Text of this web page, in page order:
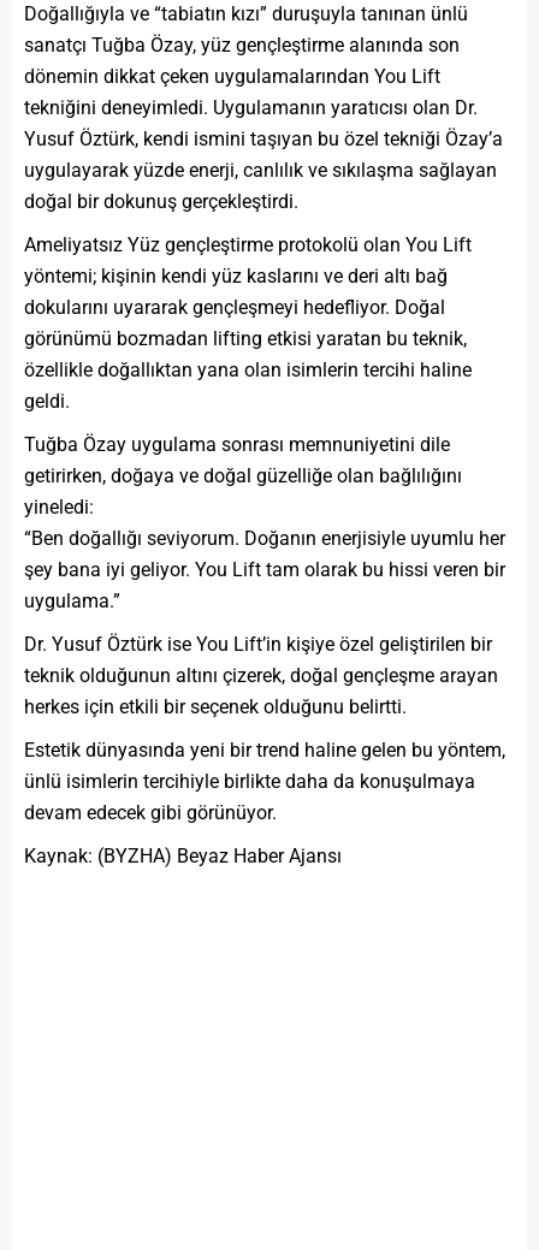
Doğallığıyla ve “tabiatın kızı” duruşuyla tanınan ünlü
sanatçı Tuğba Özay, yüz gençleştirme alanında son
dönemin dikkat çeken uygulamalarından You Lift
tekniğini deneyimledi. Uygulamanın yaratıcısı olan Dr.
Yusuf Öztürk, kendi ismini taşıyan bu özel tekniği Özay’a
uygulayarak yüzde enerji, canlılık ve sıkılaşma sağlayan
doğal bir dokunuş gerçekleştirdi.
Ameliyatsız Yüz gençleştirme protokolü olan You Lift
yöntemi; kişinin kendi yüz kaslarını ve deri altı bağ
dokularını uyararak gençleşmeyi hedefliyor. Doğal
görünümü bozmadan lifting etkisi yaratan bu teknik,
özellikle doğallıktan yana olan isimlerin tercihi haline
geldi.
Tuğba Özay uygulama sonrası memnuniyetini dile
getirirken, doğaya ve doğal güzelliğe olan bağlılığını
yineledi:
“Ben doğallığı seviyorum. Doğanın enerjisiyle uyumlu her
şey bana iyi geliyor. You Lift tam olarak bu hissi veren bir
uygulama.”
Dr. Yusuf Öztürk ise You Lift’in kişiye özel geliştirilen bir
teknik olduğunun altını çizerek, doğal gençleşme arayan
herkes için etkili bir seçenek olduğunu belirtti.
Estetik dünyasında yeni bir trend haline gelen bu yöntem,
ünlü isimlerin tercihiyle birlikte daha da konuşulmaya
devam edecek gibi görünüyor.
Kaynak: (BYZHA) Beyaz Haber Ajansı